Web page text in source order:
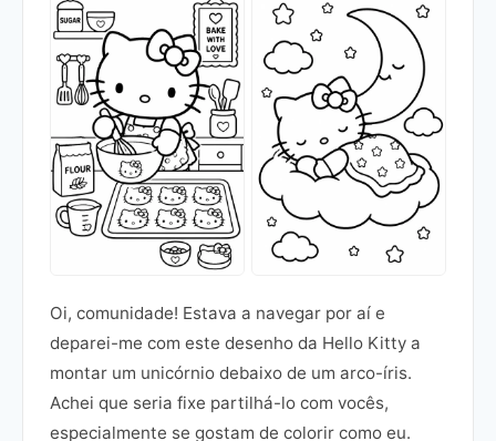
Oi, comunidade! Estava a navegar por aí e
deparei-me com este desenho da Hello Kitty a
montar um unicórnio debaixo de um arco-íris.
Achei que seria fixe partilhá-lo com vocês,
especialmente se gostam de colorir como eu.